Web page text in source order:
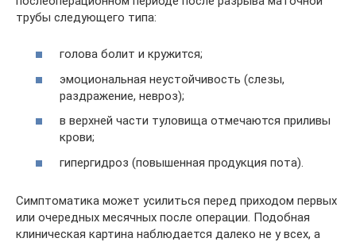
трубы следующего типа:
голова болит и кружится;
эмоциональная неустойчивость (слезы,
раздражение, невроз);
в верхней части туловища отмечаются приливы
крови;
гипергидроз (повышенная продукция пота).
Симптоматика может усилиться перед приходом первых
или очередных месячных после операции. Подобная
клиническая картина наблюдается далеко не у всех, а